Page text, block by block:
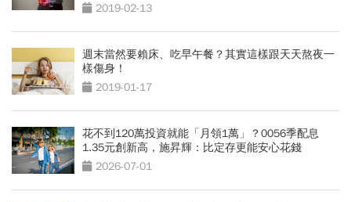
2019-02-13
週末當然要賴床、吃早午餐？其實這樣跟天天熬夜一
樣傷身！
2019-01-17
花不到120萬投資就能「月領1萬」？0056季配息
1.35元創新高，施昇輝：比定存更能安心花錢
2026-07-01